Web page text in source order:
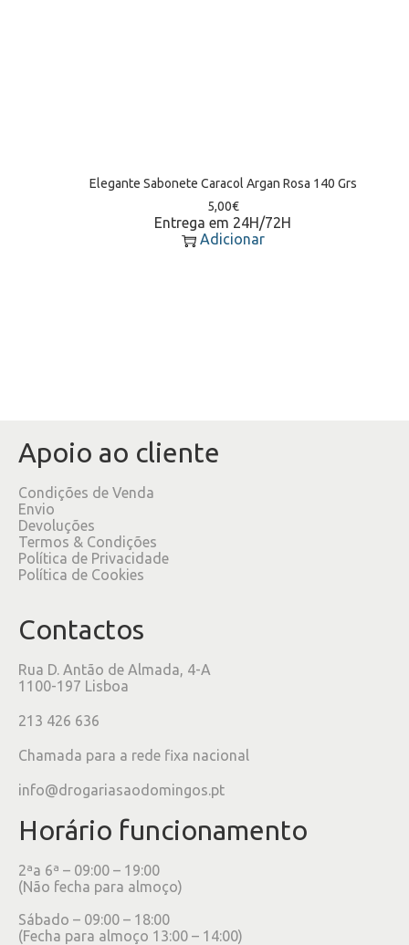
Elegante Sabonete Caracol Argan Rosa 140 Grs
5,00€
Entrega em 24H/72H
Adicionar
Apoio ao cliente
Condições de Venda
Envio
Devoluções
Termos & Condições
Política de Privacidade
Política de Cookies
Contactos
Rua D. Antão de Almada, 4-A
1100-197 Lisboa
213 426 636
Chamada para a rede fixa nacional
info@drogariasaodomingos.pt
Horário funcionamento
2ªa 6ª – 09:00 – 19:00
(Não fecha para almoço)
Sábado – 09:00 – 18:00
(Fecha para almoço 13:00 – 14:00)